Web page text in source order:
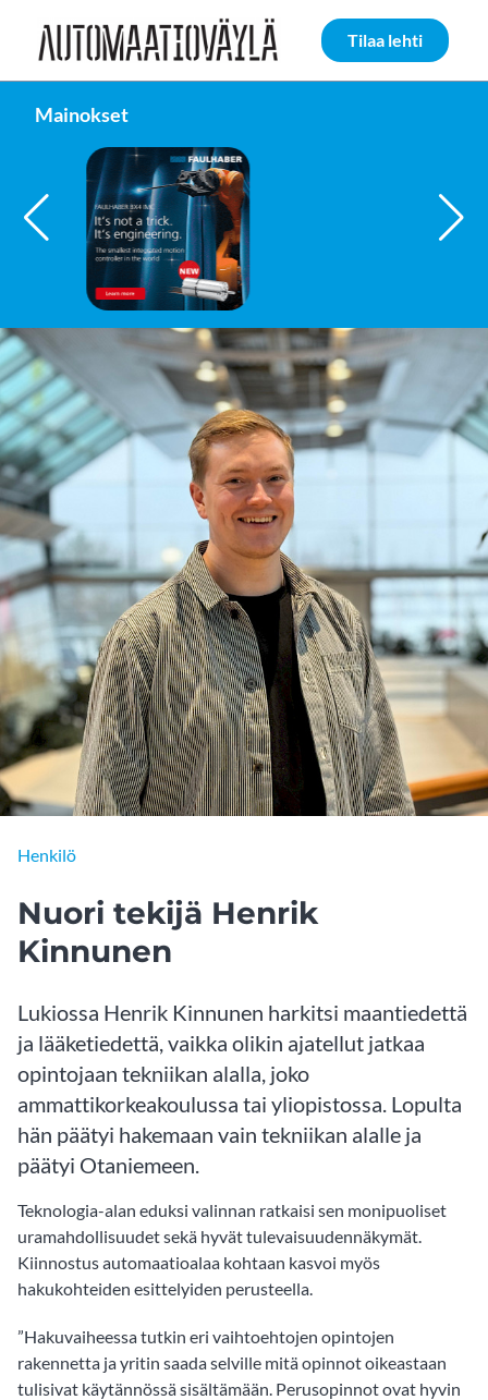
Siirry sivun sisältöön
Tilaa lehti
Mainokset
FAULHABER GROUP
Henkilö
Nuori tekijä Henrik
Kinnunen
Lukiossa Henrik Kinnunen harkitsi maantiedettä
ja lääketiedettä, vaikka olikin ajatellut jatkaa
opintojaan tekniikan alalla, joko
ammattikorkeakoulussa tai yliopistossa. Lopulta
hän päätyi hakemaan vain tekniikan alalle ja
päätyi Otaniemeen.
Teknologia-alan eduksi valinnan ratkaisi sen monipuoliset
uramahdollisuudet sekä hyvät tulevaisuudennäkymät.
Kiinnostus automaatioalaa kohtaan kasvoi myös
hakukohteiden esittelyiden perusteella.
”Hakuvaiheessa tutkin eri vaihtoehtojen opintojen
rakennetta ja yritin saada selville mitä opinnot oikeastaan
tulisivat käytännössä sisältämään. Perusopinnot ovat hyvin